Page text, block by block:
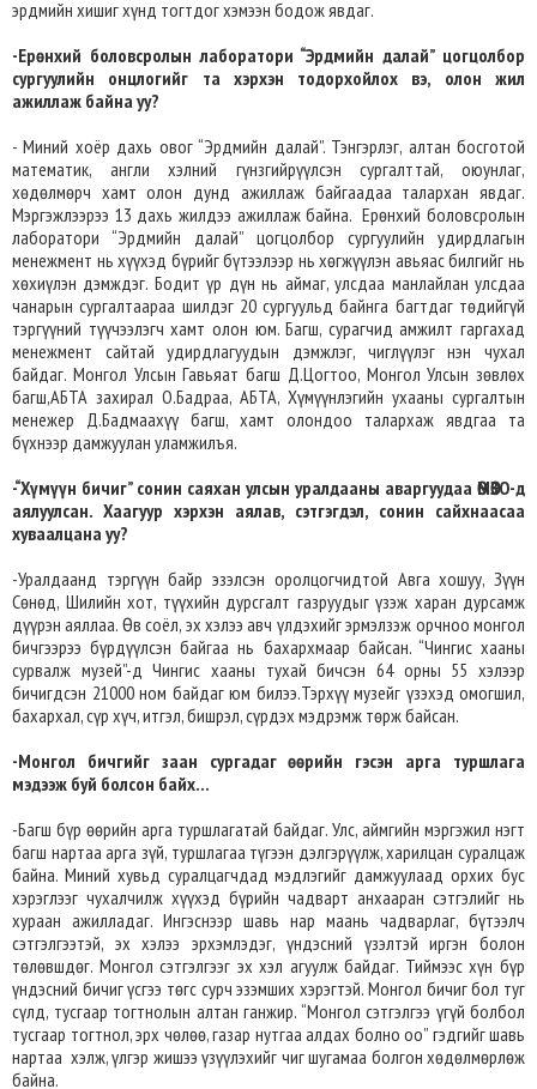
эрдмийн хишиг хүнд тогтдог хэмээн бодож явдаг.
-Ерөнхий боловсролын лаборатори “Эрдмийн далай” цогцолбор
сургуулийн онцлогийг та хэрхэн тодорхойлох вэ, олон жил
ажиллаж байна уу?
- Миний хоёр дахь овог “Эрдмийн далай”. Тэнгэрлэг, алтан босготой
математик, англи хэлний гүнзгийрүүлсэн сургалттай, оюунлаг,
хөдөлмөрч хамт олон дунд ажиллаж байгаадаа талархан явдаг.
Мэргэжлээрээ 13 дахь жилдээ ажиллаж байна. Ерөнхий боловсролын
лаборатори “Эрдмийн далай” цогцолбор сургуулийн удирдлагын
менежмент нь хүүхэд бүрийг бүтээлээр нь хөгжүүлэн авьяас билгийг нь
хөхиүлэн дэмждэг. Бодит үр дүн нь аймаг, улсдаа манлайлан улсдаа
чанарын сургалтаараа шилдэг 20 сургуульд байнга багтдаг төдийгүй
тэргүүний түүчээлэгч хамт олон юм. Багш, сурагчид амжилт гаргахад
менежмент сайтай удирдлагуудын дэмжлэг, чиглүүлэг нэн чухал
байдаг. Монгол Улсын Гавьяат багш Д.Цогтоо, Монгол Улсын зөвлөх
багш,АБТА захирал О.Бадраа, АБТА, Хүмүүнлэгийн ухааны сургалтын
менежер Д.Бадмаахүү багш, хамт олондоо талархаж явдгаа та
бүхнээр дамжуулан уламжилъя.
-“Хүмүүн бичиг” сонин саяхан улсын уралдааны аваргуудаа ӨМӨЗО-д
аялуулсан. Хаагуур хэрхэн аялав, сэтгэгдэл, сонин сайхнаасаа
хуваалцана уу?
-Уралдаанд тэргүүн байр эзэлсэн оролцогчидтой Авга хошуу, Зүүн
Сөнөд, Шилийн хот, түүхийн дурсгалт газруудыг үзэж харан дурсамж
дүүрэн аяллаа. Өв соёл, эх хэлээ авч үлдэхийг эрмэлзэж орчноо монгол
бичгээрээ бүрдүүлсэн байгаа нь бахархмаар байсан. “Чингис хааны
сурвалж музей”-д Чингис хааны тухай бичсэн 64 орны 55 хэлээр
бичигдсэн 21000 ном байдаг юм билээ.Тэрхүү музейг үзэхэд омогшил,
бахархал, сүр хүч, итгэл, бишрэл, сүрдэх мэдрэмж төрж байсан.
-Монгол бичгийг заан сургадаг өөрийн гэсэн арга туршлага
мэдээж буй болсон байх...
-Багш бүр өөрийн арга туршлагатай байдаг. Улс, аймгийн мэргэжил нэгт
багш нартаа арга зүй, туршлагаа түгээн дэлгэрүүлж, харилцан суралцаж
байна. Миний хувьд суралцагчдад мэдлэгийг дамжуулаад орхих бус
хэрэглээг чухалчилж хүүхэд бүрийн чадварт анхааран сэтгэлийг нь
хураан ажилладаг. Ингэснээр шавь нар маань чадварлаг, бүтээлч
сэтгэлгээтэй, эх хэлээ эрхэмлэдэг, үндэсний үзэлтэй иргэн болон
төлөвшдөг. Монгол сэтгэлгээг эх хэл агуулж байдаг. Тиймээс хүн бүр
үндэсний бичиг үсгээ төгс сурч эзэмших хэрэгтэй. Монгол бичиг бол туг
сүлд, тусгаар тогтнолын алтан ганжир. “Монгол сэтгэлгээ үгүй болбол
тусгаар тогтнол, эрх чөлөө, газар нутгаа алдах болно оо” гэдгийг шавь
нартаа хэлж, үлгэр жишээ үзүүлэхийг чиг шугамаа болгон хөдөлмөрлөж
байна.